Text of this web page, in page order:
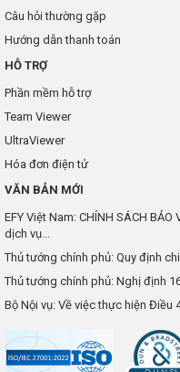
Câu hỏi thường gặp
Hướng dẫn thanh toán
HỖ TRỢ
Phần mềm hỗ trợ
Team Viewer
UltraViewer
Hóa đơn điện tử
VĂN BẢN MỚI
EFY Việt Nam: CHÍNH SÁCH
dịch vụ...
Thủ tướng chính phủ: Quy định
Thủ tướng chính phủ: Nghị định
Bộ Nội vụ: Về việc thực hiện Điều